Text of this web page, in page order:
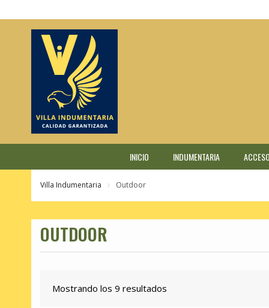
to
INICIO INDUMENTARIA
Villa Indumentaria Outdoor
OUTDOOR
Mostrando los 9 resultados